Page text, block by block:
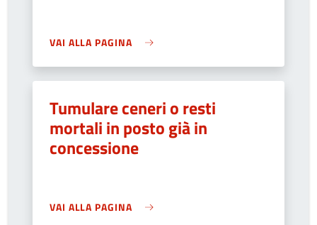
VAI ALLA PAGINA
Tumulare ceneri o resti
mortali in posto già in
concessione
VAI ALLA PAGINA